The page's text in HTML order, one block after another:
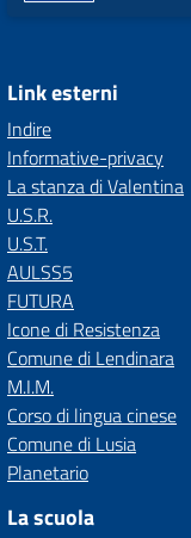
Link esterni
Indire
Informative-privacy
La stanza di Valentina
U.S.R.
U.S.T.
AULSS5
FUTURA
Icone di Resistenza
Comune di Lendinara
M.I.M.
Corso di lingua cinese
Comune di Lusia
Planetario
La scuola